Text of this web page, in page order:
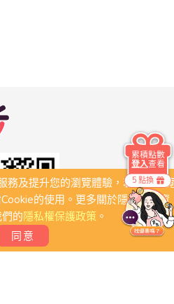
務及提升您的瀏覽體驗，若繼續瀏
的使用。更多關於隱私保護資
的隱私權保護政策。
同意
5 點換
累積點數
登入查看